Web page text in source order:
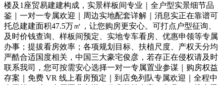
楼及1座贸易建建构成，实景样板间专业｜全户型实景细节品
鉴｜一对一专属欢迎｜周边实地配套详解｜消息实正在靠谱可
托总建建面积47.5万㎡，让您购房更安心。可打点户型征询、
及时价钱查询、样板间预定、实地专车看房、优惠申领等专属
办事；提拔看房效率；各项规划目标、扶植尺度、产权天分均
严酷合适国度相关，中国三大豪宅俊彦，若存正在侵权请及时
联系我司，您可按需安心选择一对一专属置业参谋｜购房权益
存案｜免费 VR 线上看房预定｜到店免列队专属欢迎｜全程中